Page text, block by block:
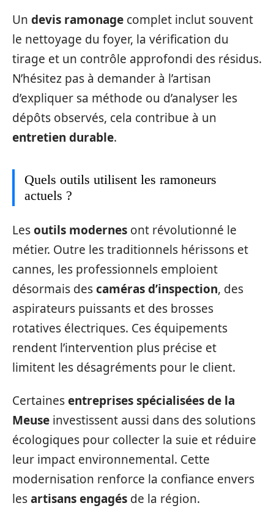
Un devis ramonage complet inclut souvent
le nettoyage du foyer, la vérification du
tirage et un contrôle approfondi des résidus.
N’hésitez pas à demander à l’artisan
d’expliquer sa méthode ou d’analyser les
dépôts observés, cela contribue à un
entretien durable.
Quels outils utilisent les ramoneurs
actuels ?
Lesoutils modernes ont révolutionné le
métier. Outre les traditionnels hérissons et
cannes, les professionnels emploient
désormais descaméras d’inspection, des
aspirateurs puissants et des brosses
rotatives électriques. Ces équipements
rendent l’intervention plus précise et
limitent les désagréments pour le client.
Certainesentreprises spécialisées de la
Meuse investissent aussi dans des solutions
écologiques pour collecter la suie et réduire
leur impact environnemental. Cette
modernisation renforce la confiance envers
lesartisans engagés de la région.